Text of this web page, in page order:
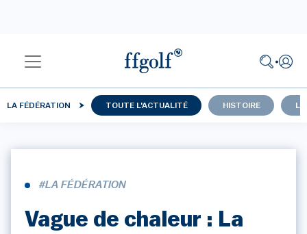
LA FÉDÉRATION TOUTE L'ACTUALITÉ HISTOIRE
#LA FÉDÉRATION
Vague de chaleur : La